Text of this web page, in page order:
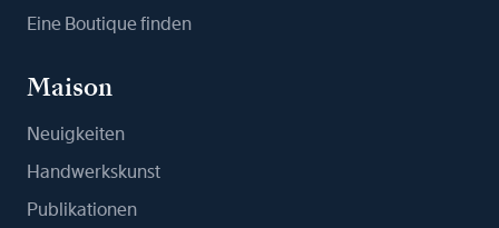
Eine Boutique finden
Maison
Neuigkeiten
Handwerkskunst
Publikationen